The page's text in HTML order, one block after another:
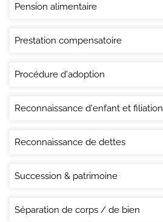
Pension alimentaire
Prestation compensatoire
Procédure d'adoption
Reconnaissance d'enfant et filiation
Reconnaissance de dettes
Succession & patrimoine
Séparation de corps / de bien